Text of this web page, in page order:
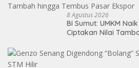
8 Agustus 2026
BI Sumut: UMKM
Ciptakan Nilai